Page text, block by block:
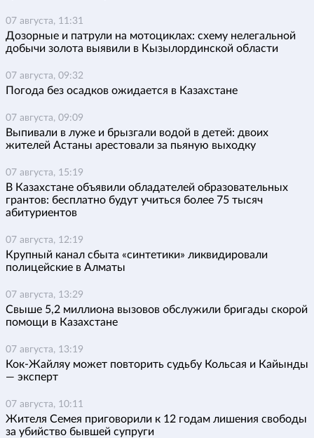
07 августа, 11:31
Дозорные и патрули на мотоциклах: схему нелегальной
добычи золота выявили в Кызылординской области
07 августа, 09:32
Погода без осадков ожидается в Казахстане
07 августа, 09:09
Выпивали в луже и брызгали водой в детей: двоих
жителей Астаны арестовали за пьяную выходку
07 августа, 15:19
В Казахстане объявили обладателей образовательных
грантов: бесплатно будут учиться более 75 тысяч
абитуриентов
07 августа, 12:19
Крупный канал сбыта «синтетики» ликвидировали
полицейские в Алматы
07 августа, 13:29
Свыше 5,2 миллиона вызовов обслужили бригады скорой
помощи в Казахстане
07 августа, 13:19
Кок-Жайляу может повторить судьбу Кольсая и Кайынды
— эксперт
07 августа, 10:11
Жителя Семея приговорили к 12 годам лишения свободы
за убийство бывшей супруги